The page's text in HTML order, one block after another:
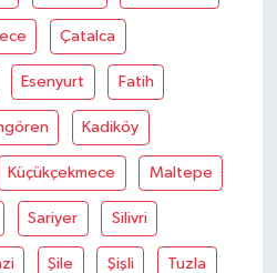
Çatalca
Esenyurt Fatih
Kadiköy
Küçükçekmece Maltepe
Sariyer Silivri
Şile Şişli Tuzla